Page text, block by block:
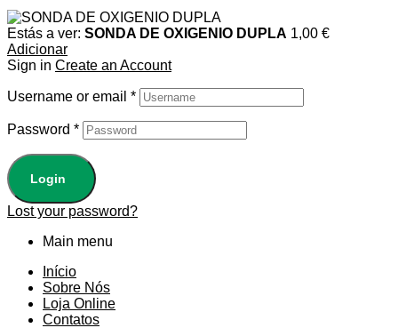
Estás a ver: SONDA DE OXIGENIO DUPLA 1,00 €
Adicionar
Sign in Create an Account
Username or email *
Password *
Login
Lost your password?
Main menu
Início
Sobre Nós
Loja Online
Contatos